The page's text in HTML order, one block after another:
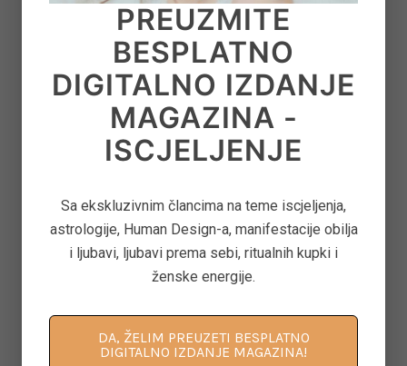
KAKO PONOVNO PROBUDITI KREATIVNOST
KROZ POKRET, DAH I SVJESNU PRISUTNOST
on June 8, 2026
PRATITE NAS
Na socijalnim mrežama i YouTube kanalu za
dnevnu dozu inspiracije i motivacije:
PREUZMITE
BESPLATNO
DIGITALNO IZDANJE
MAGAZINA -
ISCJELJENJE
Sa ekskluzivnim člancima na teme iscjeljenja,
astrologije, Human Design-a, manifestacije obilja
i ljubavi, ljubavi prema sebi, ritualnih kupki i
ženske energije.
DA, ŽELIM PREUZETI BESPLATNO
DIGITALNO IZDANJE MAGAZINA!